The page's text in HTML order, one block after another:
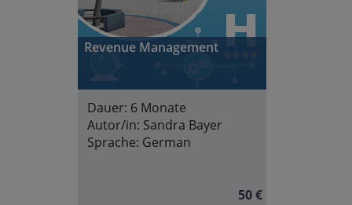
Revenue Management
Dauer: 6 Monate
Autor/in: Sandra Bayer
Sprache: German
50 €